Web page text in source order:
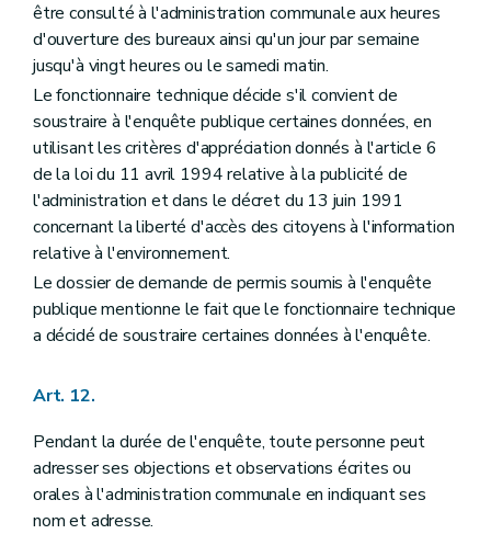
être consulté à l'administration communale aux heures
d'ouverture des bureaux ainsi qu'un jour par semaine
jusqu'à vingt heures ou le samedi matin.
Le fonctionnaire technique décide s'il convient de
soustraire à l'enquête publique certaines données, en
utilisant les critères d'appréciation donnés à l'article 6
de la loi du 11 avril 1994 relative à la publicité de
l'administration et dans le décret du 13 juin 1991
concernant la liberté d'accès des citoyens à l'information
relative à l'environnement.
Le dossier de demande de permis soumis à l'enquête
publique mentionne le fait que le fonctionnaire technique
a décidé de soustraire certaines données à l'enquête.
Art. 12.
Pendant la durée de l'enquête, toute personne peut
adresser ses objections et observations écrites ou
orales à l'administration communale en indiquant ses
nom et adresse.